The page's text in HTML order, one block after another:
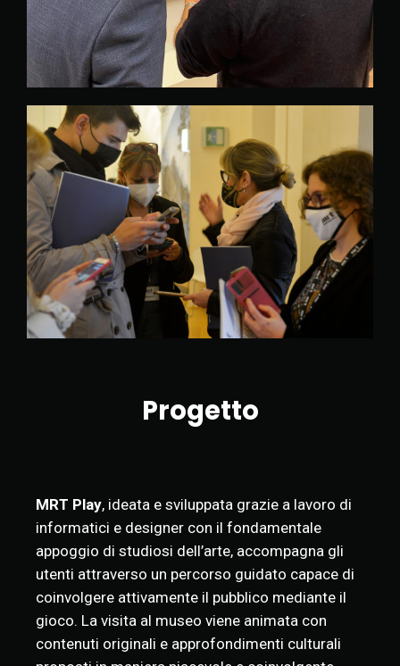
Progetto
MRT Play, ideata e sviluppata grazie a lavoro di
informatici e designer con il fondamentale
appoggio di studiosi dell’arte, accompagna gli
utenti attraverso un percorso guidato capace di
coinvolgere attivamente il pubblico mediante il
gioco. La visita al museo viene animata con
contenuti originali e approfondimenti culturali